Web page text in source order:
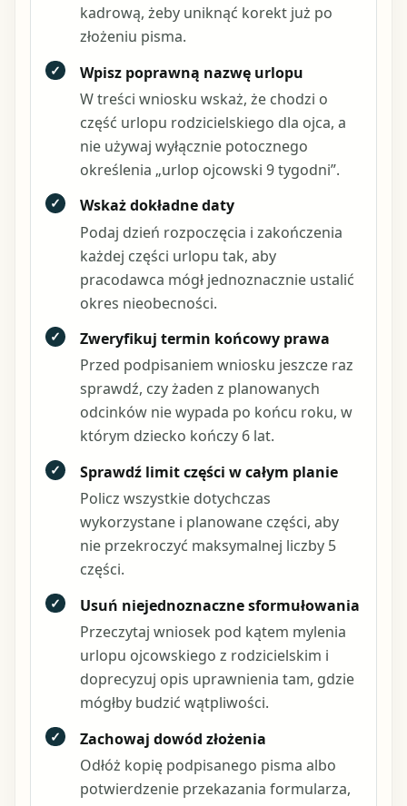
kadrową, żeby uniknąć korekt już po
złożeniu pisma.
✓
Wpisz poprawną nazwę urlopu
W treści wniosku wskaż, że chodzi o
część urlopu rodzicielskiego dla ojca, a
nie używaj wyłącznie potocznego
określenia „urlop ojcowski 9 tygodni”.
✓
Wskaż dokładne daty
Podaj dzień rozpoczęcia i zakończenia
każdej części urlopu tak, aby
pracodawca mógł jednoznacznie ustalić
okres nieobecności.
✓
Zweryfikuj termin końcowy prawa
Przed podpisaniem wniosku jeszcze raz
sprawdź, czy żaden z planowanych
odcinków nie wypada po końcu roku, w
którym dziecko kończy 6 lat.
✓
Sprawdź limit części w całym planie
Policz wszystkie dotychczas
wykorzystane i planowane części, aby
nie przekroczyć maksymalnej liczby 5
części.
✓
Usuń niejednoznaczne sformułowania
Przeczytaj wniosek pod kątem mylenia
urlopu ojcowskiego z rodzicielskim i
doprecyzuj opis uprawnienia tam, gdzie
mógłby budzić wątpliwości.
✓
Zachowaj dowód złożenia
Odłóż kopię podpisanego pisma albo
potwierdzenie przekazania formularza,